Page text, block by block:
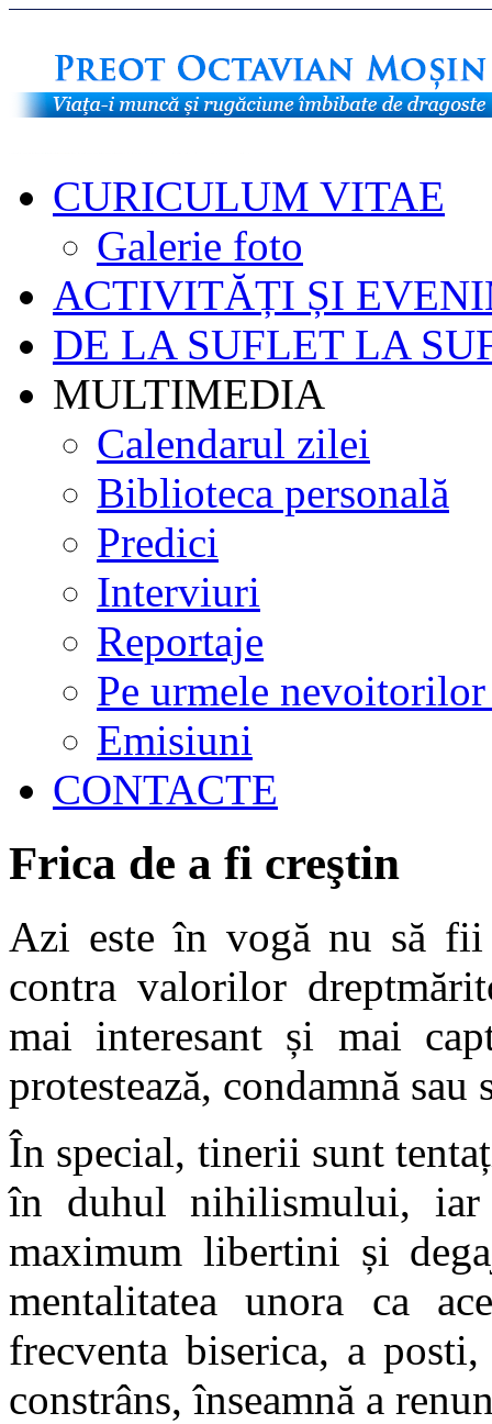
CURICULUM VITAE
Galerie foto
ACTIVITĂȚI ȘI
DE LA SUFLET LA
MULTIMEDIA
Calendarul zilei
Biblioteca personală
Predici
Interviuri
Reportaje
Pe urmele nevoitorilor
Emisiuni
CONTACTE
Frica de a fi creştin
Azi este în vogă nu să
contra valorilor
mai interesant și mai
protestează, condamnă sau
În special, tinerii sunt
în duhul nihilismului, iar
maximum libertini și
mentalitatea unora ca
frecventa biserica, a
constrâns, înseamnă a